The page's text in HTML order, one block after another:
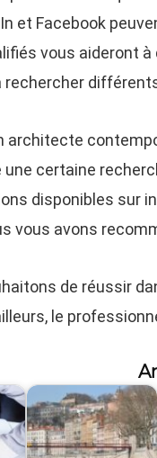
et Facebook
vous aideront
rechercher
architecte
certaine
disponibles sur
vous avons
de réussir
le